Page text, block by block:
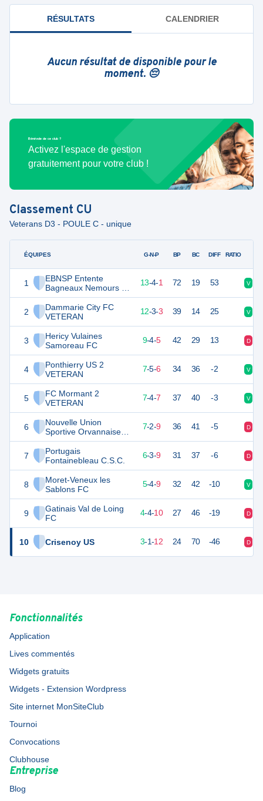
RÉSULTATS CALENDRIER
Aucun résultat de disponible pour le
moment. 😔
Bénévole de ce club ?
Activez l'espace de gestion
gratuitement pour votre club !
Classement CU
Veterans D3 - POULE C - unique
ÉQUIPES
1
EBNSP Entente
Bagneaux Nemours St
Pierre VETERAN
2
Dammarie City FC
VETERAN
3
Hericy Vulaines
Samoreau FC
4
Ponthierry US 2
VETERAN
5
FC Mormant 2
VETERAN
6
Nouvelle Union
Sportive Orvannaise
Foot
7
Portugais
Fontainebleau C.S.C.
8
Moret-Veneux les
Sablons FC
9
Gatinais Val de Loing
FC
10 Crisenoy US
G-N-P BP BC DIFF RATIO
13-4-1 72 19 53 V
38 12-3-3 39 14 25 V
9-4-5 42 29 13 D
26 7-5-6 34 36 -2 V
7-4-7 37 40 -3 V
23 7-2-9 36 41 -5 D
21 6-3-9 31 37 -6 D
19 5-4-9 32 42 -10 V
16 18 4-4-10 27 46 -19 D
3-1-12 24 70 -46 D
Fonctionnalités
Application
Lives commentés
Widgets gratuits
Widgets - Extension Wordpress
Site internet MonSiteClub
Tournoi
Convocations
Clubhouse
Entreprise
Blog